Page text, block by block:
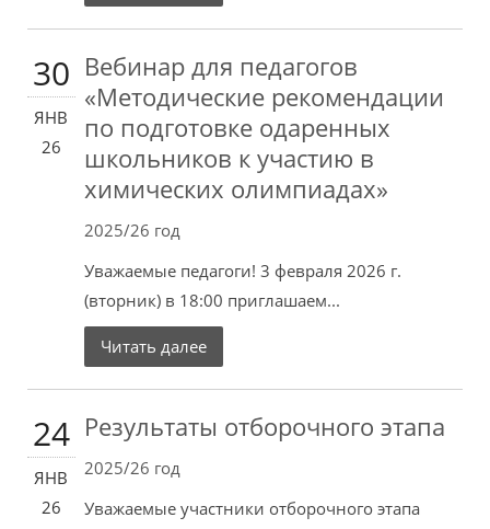
30
ЯНВ
26
Вебинар для педагогов
«Методические рекомендации
по подготовке одаренных
школьников к участию в
химических олимпиадах»
2025/26 год
Уважаемые педагоги! 3 февраля 2026 г.
(вторник) в 18:00 приглашаем...
Читать далее
24
ЯНВ
26
Результаты отборочного этапа
2025/26 год
Уважаемые участники отборочного этапа